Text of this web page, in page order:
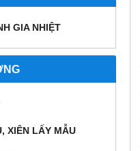
GIA NHIỆT
XIÊN LẤY MẪU